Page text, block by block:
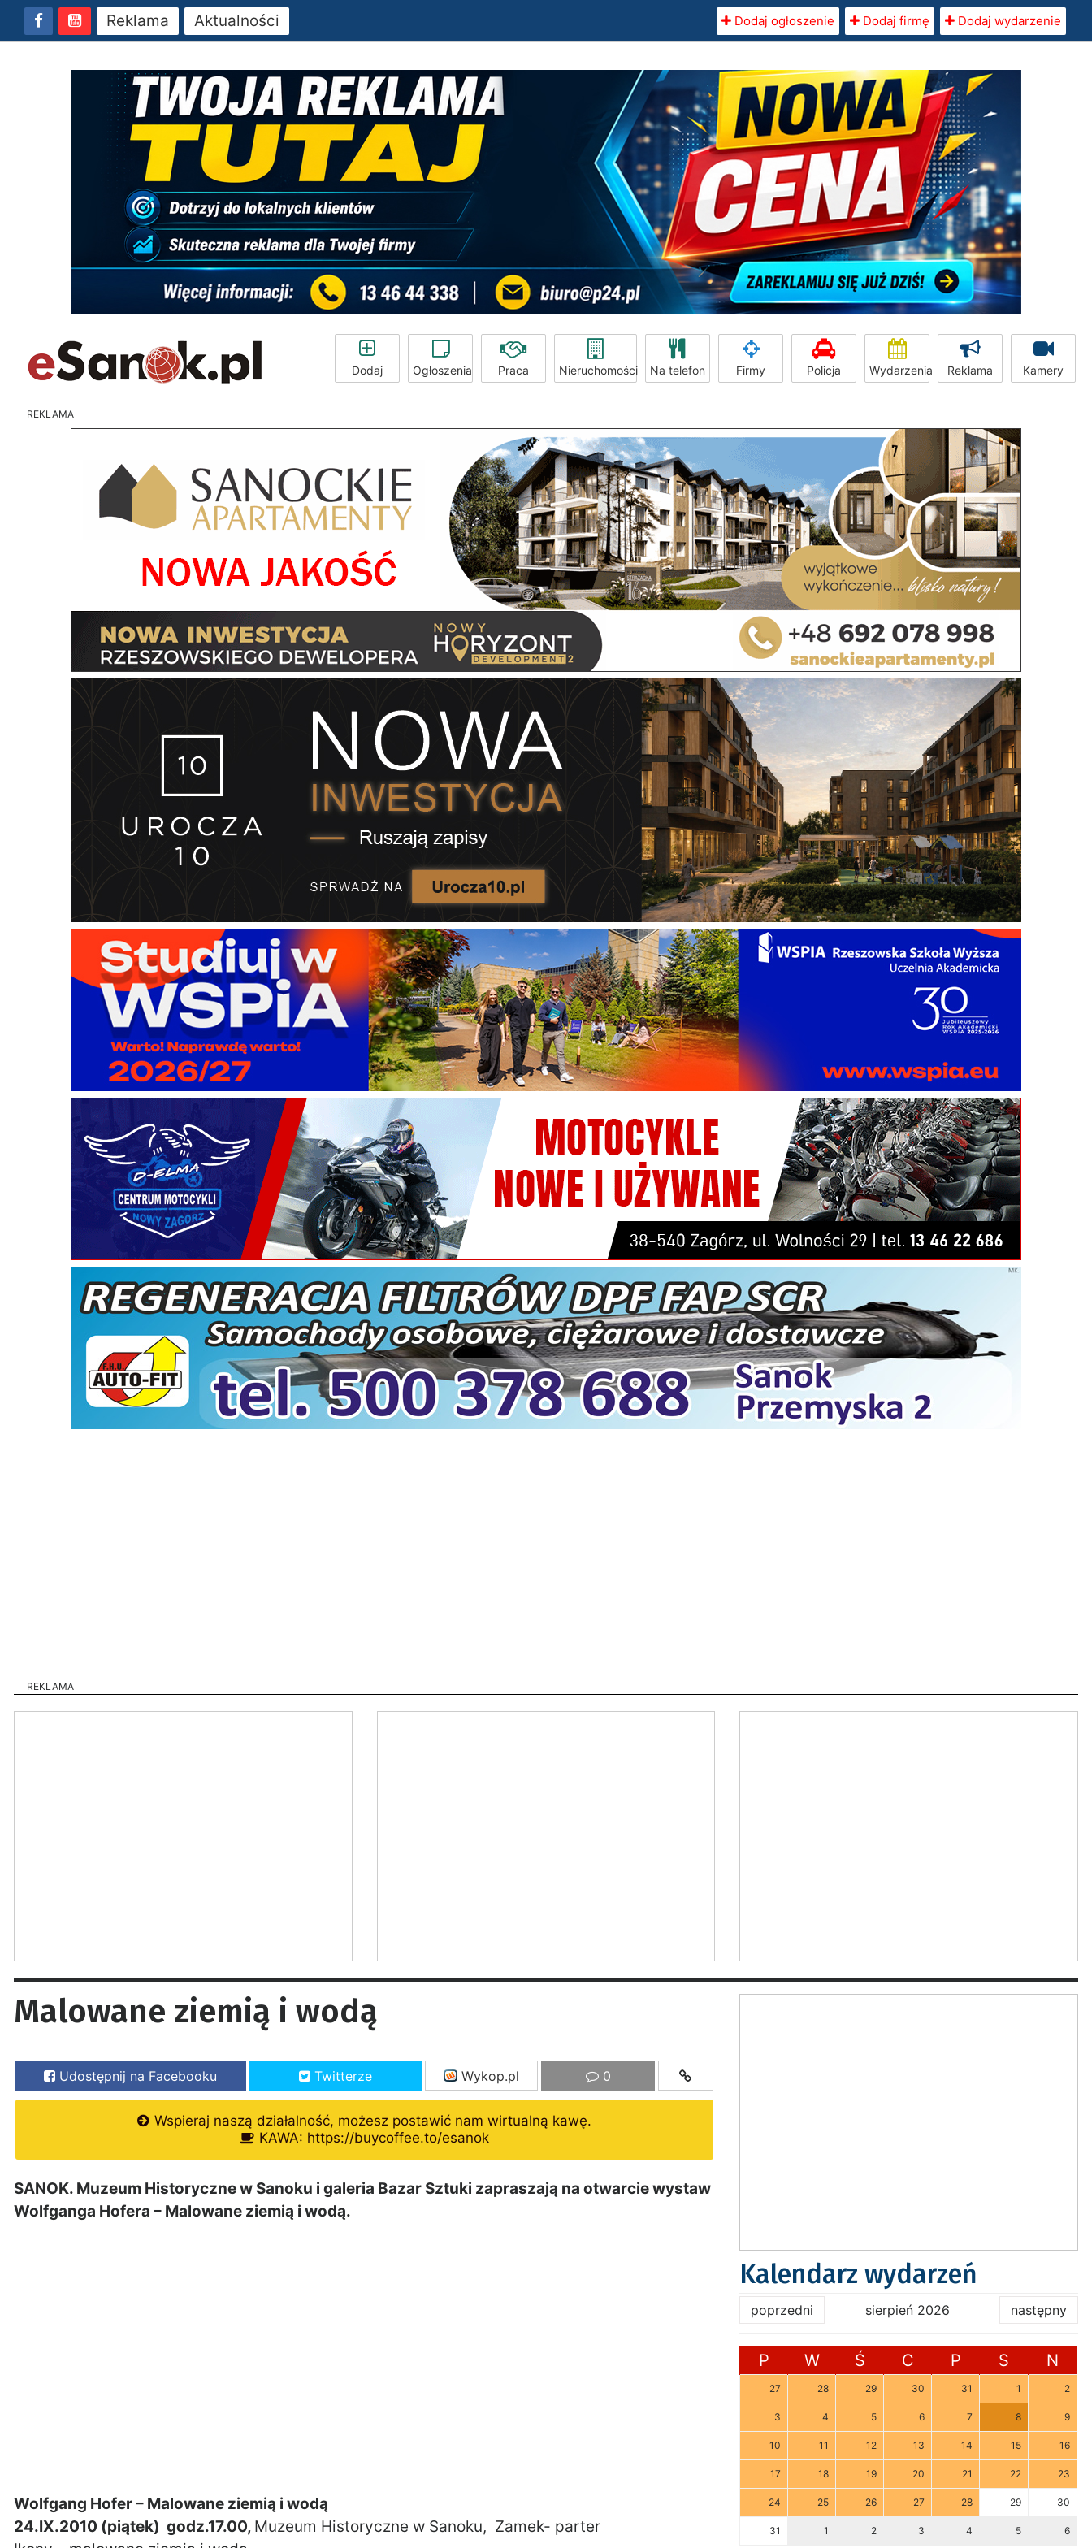
Reklama Aktualności Dodaj ogłoszenie Dodaj firmę Dodaj wydarzenie
Dodaj Ogłoszenia Praca Nieruchomości Na telefon Firmy Policja Wydarzenia Reklama Kamery
REKLAMA
REKLAMA
Malowane ziemią i wodą
Udostępnij na Facebooku Twitterze Wykop.pl 0
Wspieraj naszą działalność, możesz postawić nam wirtualną kawę.
KAWA: https://buycoffee.to/esanok
SANOK. Muzeum Historyczne w Sanoku i galeria Bazar Sztuki zapraszają na otwarcie wystaw
Wolfganga Hofera – Malowane ziemią i wodą.
Wolfgang Hofer – Malowane ziemią i wodą
24.IX.2010 (piątek) godz.17.00, Muzeum Historyczne w Sanoku, Zamek- parter
Kalendarz wydarzeń
poprzedni sierpień 2026 następny
P W Ś C P S N
27 28 29 30 31 1 2
3 4 5 6 7 8 9
10 11 12 13 14 15 16
17 18 19 20 21 22 23
24 25 26 27 28 29 30
31 1 2 3 4 5 6